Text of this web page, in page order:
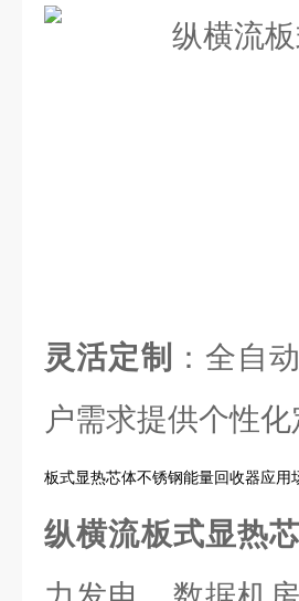
灵活定制
：全自
户需求提供个性化
板式显热芯体不锈钢能量回收器应用
纵横流板式显热